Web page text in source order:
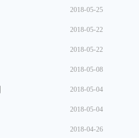
2018-05-25
2018-05-22
2018-05-22
2018-05-08
2018-05-04
2018-05-04
2018-04-26